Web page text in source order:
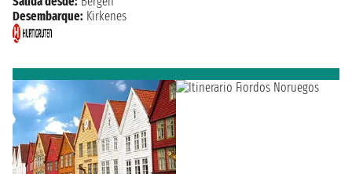
Desembarque: Kirkenes